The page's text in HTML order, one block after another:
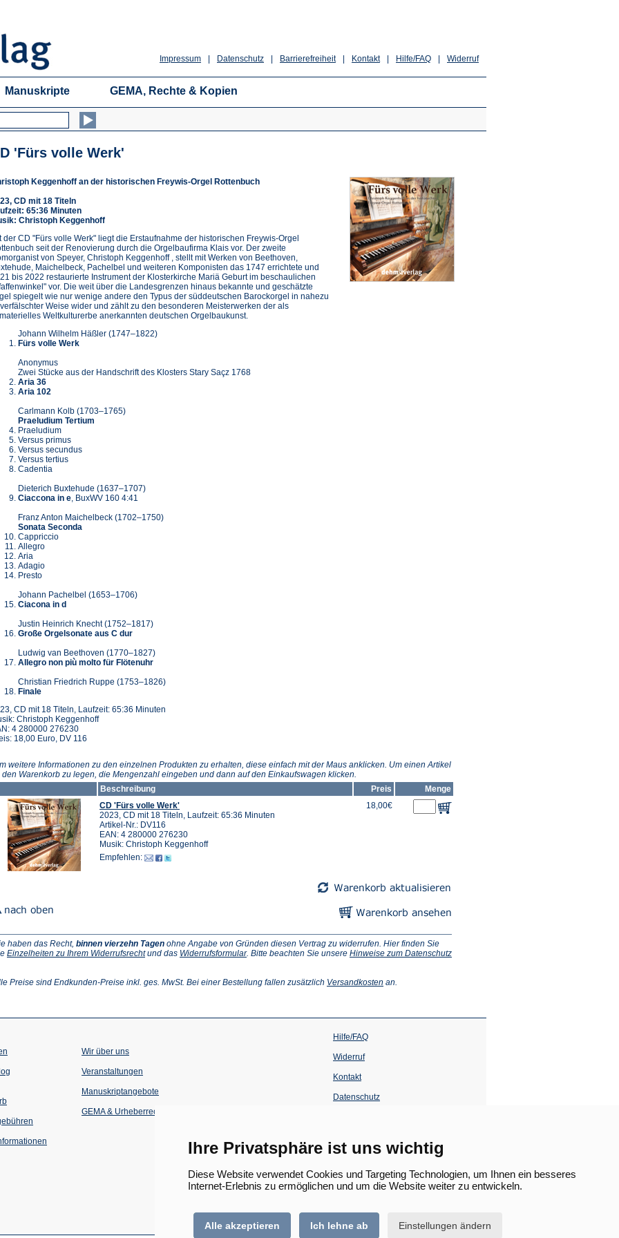
Ihre Privatsphäre ist uns wichtig
Diese Website verwendet Cookies und Targeting Technologien, um Ihnen ein besseres
Internet-Erlebnis zu ermöglichen und um die Website weiter zu entwickeln.
Alle akzeptieren Ich lehne ab Einstellungen ändern
Widerruf
Hilfe/FAQ
Kontakt
Barrierefreiheit
Datenschutz
Impressum
Manuskripte GEMA, Rechte & Kopien
'Fürs volle Werk'
Keggenhoff an der historischen Freywis-Orgel Rottenbuch
CD mit 18 Titeln
65:36 Minuten
Christoph Keggenhoff
der CD "Fürs volle Werk" liegt die Erstaufnahme der historischen Freywis-Orgel
seit der Renovierung durch die Orgelbaufirma Klais vor. Der zweite
von Speyer, Christoph Keggenhoff , stellt mit Werken von Beethoven,
Maichelbeck, Pachelbel und weiteren Komponisten das 1747 errichtete und
bis 2022 restaurierte Instrument der Klosterkirche Mariä Geburt im beschaulichen
vor. Die weit über die Landesgrenzen hinaus bekannte und geschätzte
spiegelt wie nur wenige andere den Typus der süddeutschen Barockorgel in nahezu
Weise wider und zählt zu den besonderen Meisterwerken der als
Weltkulturerbe anerkannten deutschen Orgelbaukunst.
Johann Wilhelm Häßler (1747–1822)
Fürs volle Werk
Anonymus
Zwei Stücke aus der Handschrift des Klosters Stary Saçz 1768
Aria 36
Aria 102
Carlmann Kolb (1703–1765)
Praeludium Tertium
Praeludium
Versus primus
Versus secundus
Versus tertius
Cadentia
Dieterich Buxtehude (1637–1707)
Ciaccona in e, BuxWV 160 4:41
Franz Anton Maichelbeck (1702–1750)
Sonata Seconda
Cappriccio
Allegro
Aria
Adagio
Presto
Johann Pachelbel (1653–1706)
Ciacona in d
Justin Heinrich Knecht (1752–1817)
Große Orgelsonate aus C dur
Ludwig van Beethoven (1770–1827)
Allegro non più molto für Flötenuhr
Christian Friedrich Ruppe (1753–1826)
Finale
CD mit 18 Titeln, Laufzeit: 65:36 Minuten
Christoph Keggenhoff
4 280000 276230
18,00 Euro, DV 116
weitere Informationen zu den einzelnen Produkten zu erhalten, diese einfach mit der Maus anklicken. Um einen Artikel
den Warenkorb zu legen, die Mengenzahl eingeben und dann auf den Einkaufswagen klicken.
Beschreibung
Preis
Menge
CD 'Fürs volle Werk'
2023, CD mit 18 Titeln, Laufzeit: 65:36 Minuten
Artikel-Nr.: DV116
EAN: 4 280000 276230
Musik: Christoph Keggenhoff
Empfehlen:
18,00€
haben das Recht, binnen vierzehn Tagen ohne Angabe von Gründen diesen Vertrag zu widerrufen. Hier finden Sie
Einzelheiten zu Ihrem Widerrufsrecht(Öffnet
neuen
und das Widerrufsformular(Öffnet
neuen
. Bitte beachten Sie unsere Hinweise zum Datenschutz
Preise sind Endkunden-Preise inkl. ges. MwSt. Bei einer Bestellung fallen zusätzlich Versandkosten (Öffnet
Tab)
an.
Wir über uns
Veranstaltungen
einem
Tab)
Manuskriptangebote
GEMA & Urheberrecht
Hilfe/FAQ
Widerruf
Kontakt
Datenschutz
einem
neuen